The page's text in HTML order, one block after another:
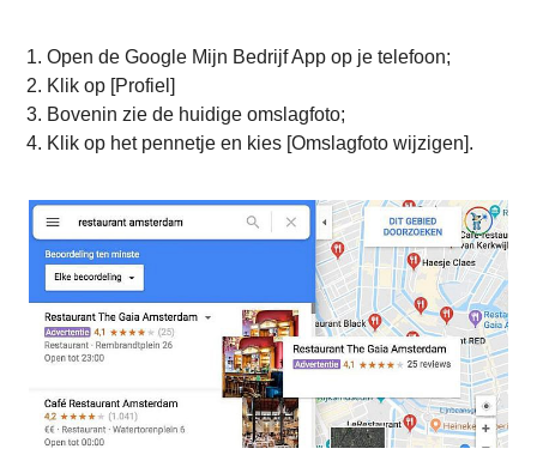
Open de Google Mijn Bedrijf App op je telefoon;
Klik op [Profiel]
Bovenin zie de huidige omslagfoto;
Klik op het pennetje en kies [Omslagfoto wijzigen].